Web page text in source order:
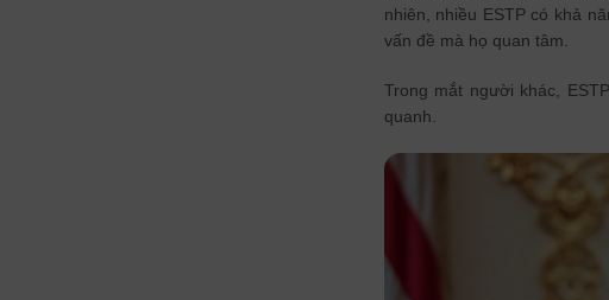
nhiên, nhiều ESTP có khả
vấn đề mà họ quan tâm.
Trong mắt người khác,
quanh.